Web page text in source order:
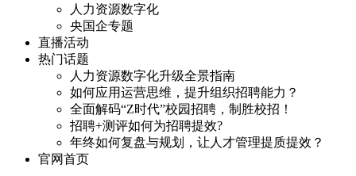
人力资源数字化
央国企专题
直播活动
热门话题
人力资源数字化升级全景指南
如何应用运营思维，提升组织招聘能力？
全面解码“Z时代”校园招聘，制胜校招！
招聘+测评如何为招聘提效?
年终如何复盘与规划，让人才管理提质提效？
官网首页